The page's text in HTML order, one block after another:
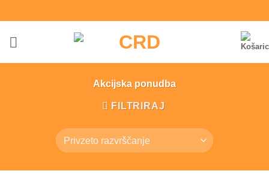
na
vsebino
Akcijska ponudba
FILTRIRAJ